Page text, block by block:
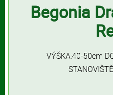
Begonia
VÝŠKA:40-50cm